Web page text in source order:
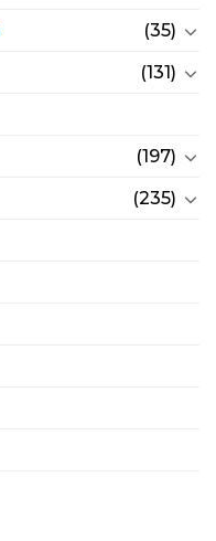
(35)
(131)
(197)
(235)